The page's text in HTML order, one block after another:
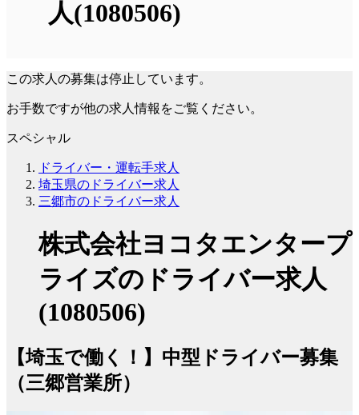
人(1080506)
この求人の募集は停止しています。
お手数ですが他の求人情報をご覧ください。
スペシャル
ドライバー・運転手求人
埼玉県のドライバー求人
三郷市のドライバー求人
株式会社ヨコタエンタープ
ライズのドライバー求人
(1080506)
【埼玉で働く！】中型ドライバー募集
（三郷営業所）